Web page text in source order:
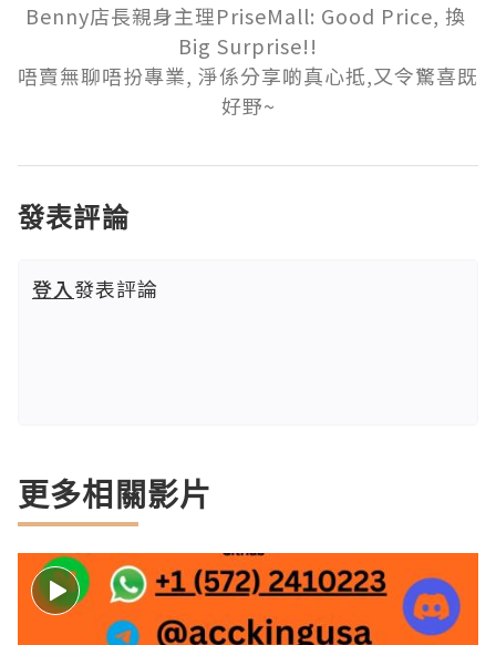
Benny店長親身主理PriseMall: Good Price, 換
Big Surprise!!
唔賣無聊唔扮專業, 淨係分享啲真心抵,又令驚喜既
好野~
發表評論
登入發表評論
更多相關影片